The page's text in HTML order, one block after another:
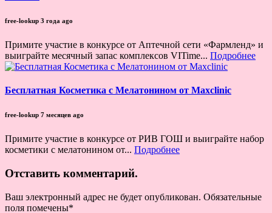
free-lookup 3 года ago
Примите участие в конкурсе от Аптечной сети «Фармленд» и
выиграйте месячный запас комплексов VITime... Подробнее
Бесплатная Косметика с Мелатонином от Maxclinic
free-lookup 7 месяцев ago
Примите участие в конкурсе от РИВ ГОШ и выиграйте набор
косметики с мелатонином от... Подробнее
Отставить комментарий.
Ваш электронный адрес не будет опубликован. Обязательные
поля помечены*